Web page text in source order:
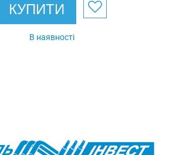
КУПИТИ
В наявності